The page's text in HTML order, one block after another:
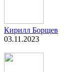
Кирилл Борщев
03.11.2023